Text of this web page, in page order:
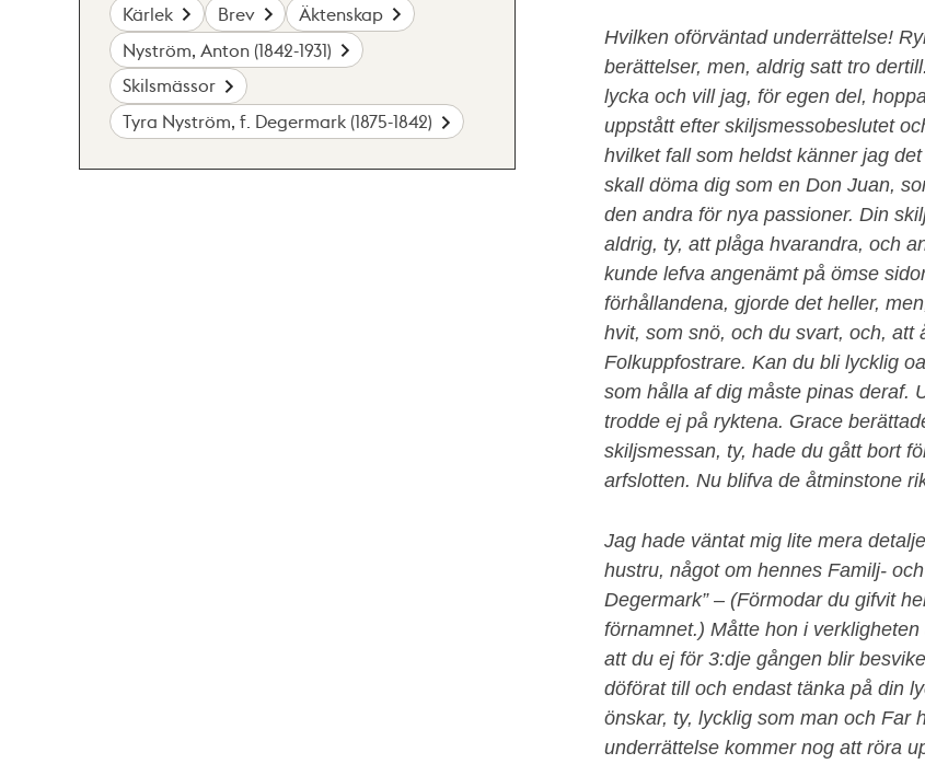
Hvilken oförväntad underrättelse!
berättelser, men, aldrig satt tro
lycka och vill jag, för egen del,
uppstått efter skiljsmessobeslutet
hvilket fall som heldst känner jag
skall döma dig som en Don Juan,
den andra för nya passioner. Din
aldrig, ty, att plåga hvarandra, och
kunde lefva angenämt på ömse
förhållandena, gjorde det heller,
hvit, som snö, och du svart, och, att
Folkuppfostrare. Kan du bli lycklig
som hålla af dig måste pinas deraf.
trodde ej på ryktena. Grace
skiljsmessan, ty, hade du gått bort
arfslotten. Nu blifva de åtminstone
Jag hade väntat mig lite mera
hustru, något om hennes Familj-
Degermark” – (Förmodar du gifvit
förnamnet.) Måtte hon i
att du ej för 3:dje gången blir
döförat till och endast tänka på din
önskar, ty, lycklig som man och Far
underrättelse kommer nog att röra
Kärlek Brev
Äktenskap
Nyström, Anton (1842-1931)
Skilsmässor
Tyra Nyström, f. Degermark (1875-1842)